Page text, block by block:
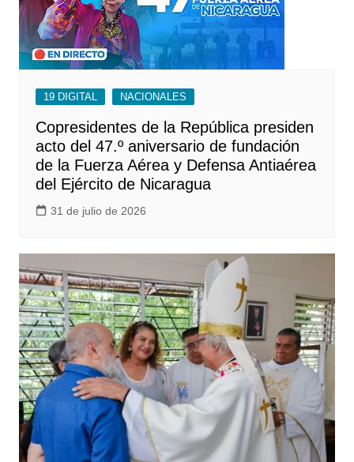
19 DIGITAL NACIONALES
Copresidentes de la República presiden
acto del 47.º aniversario de fundación
de la Fuerza Aérea y Defensa Antiaérea
del Ejército de Nicaragua
31 de julio de 2026